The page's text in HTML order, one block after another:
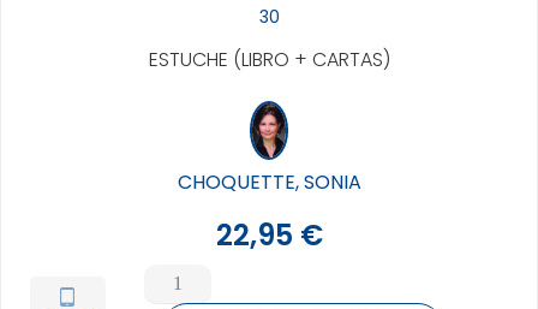
30
ESTUCHE (LIBRO + CARTAS)
CHOQUETTE, SONIA
22,95 €
tablet_android
CARTAS